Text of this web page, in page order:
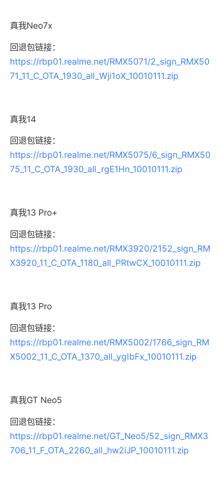
真我Neo7x
回退包链接：
https://rbp01.realme.net/RMX5071/2_sign_RMX50
71_11_C_OTA_1930_all_Wji1oX_10010111.zip
真我14
回退包链接：
https://rbp01.realme.net/RMX5075/6_sign_RMX50
75_11_C_OTA_1930_all_rgE1Hn_10010111.zip
真我13 Pro+
回退包链接：
https://rbp01.realme.net/RMX3920/2152_sign_RM
X3920_11_C_OTA_1180_all_PRtwCX_10010111.zip
真我13 Pro
回退包链接：
https://rbp01.realme.net/RMX5002/1766_sign_RM
X5002_11_C_OTA_1370_all_ygIbFx_10010111.zip
真我GT Neo5
回退包链接：
https://rbp01.realme.net/GT_Neo5/52_sign_RMX3
706_11_F_OTA_2260_all_hw2iJP_10010111.zip